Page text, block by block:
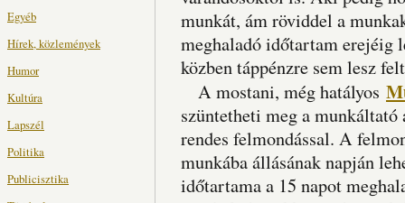
Egyéb
Hírek, közlemények
Humor
Kultúra
Lapszél
Politika
Publicisztika
munkát, ám röviddel a
meghaladó időtartam erejéig
közben táppénzre sem lesz
A mostani, még hatályos
szüntetheti meg a
rendes felmondással. A
munkába állásának napján
időtartama a 15 napot